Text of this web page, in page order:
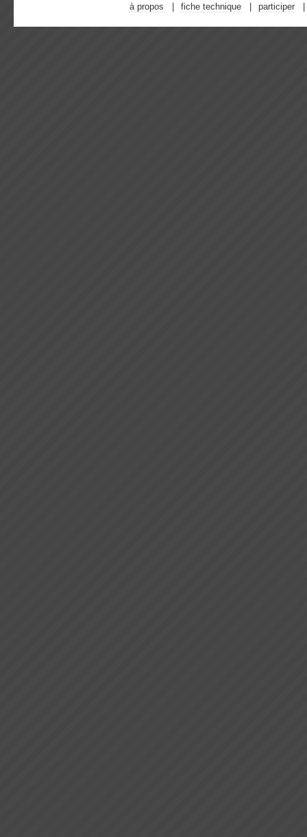
à propos fiche technique participer